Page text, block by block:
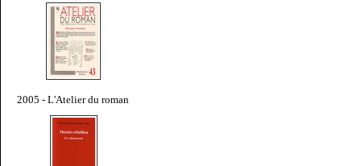
2005 - L'Atelier du roman